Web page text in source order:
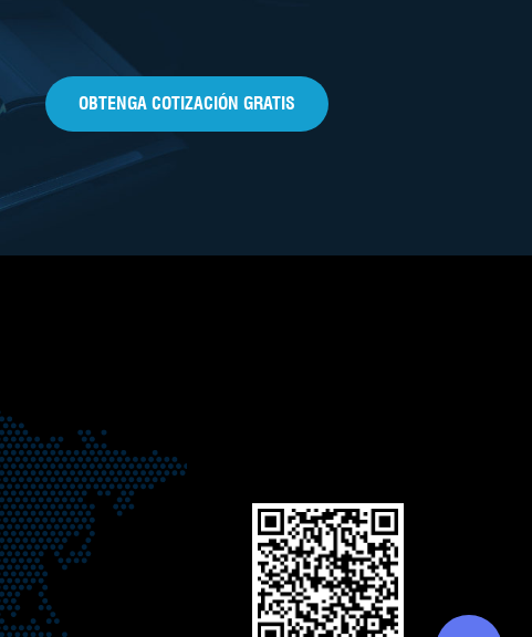
OBTENGA COTIZACIÓN GRATIS